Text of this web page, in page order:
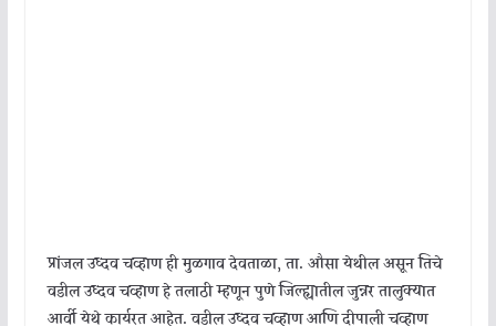
प्रांजल उध्दव चव्हाण ही मुळगाव देवताळा, ता. औसा येथील असून तिचे
वडील उध्दव चव्हाण हे तलाठी म्हणून पुणे जिल्ह्यातील जुन्नर तालुक्यात
आर्वी येथे कार्यरत आहेत. वडील उध्दव चव्हाण आणि दीपाली चव्हाण